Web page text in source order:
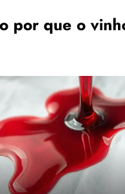
por que o